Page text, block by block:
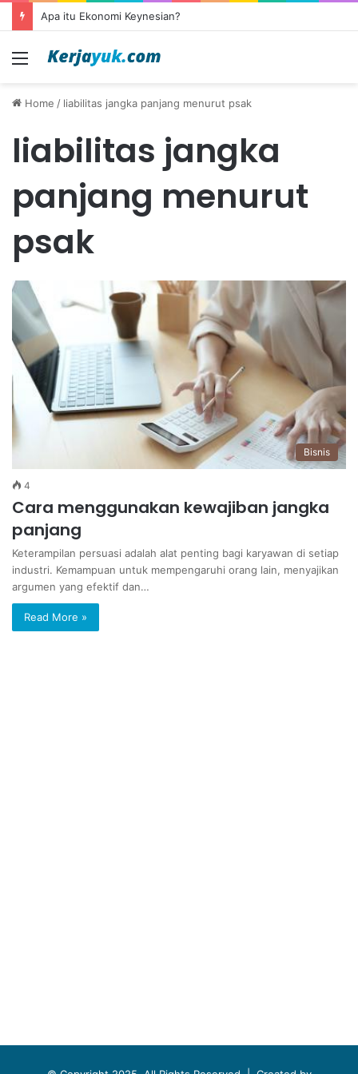
Apa itu Ekonomi Keynesian?
Menu
Home / liabilitas jangka panjang menurut psak
liabilitas jangka
panjang menurut
psak
Bisnis
4
Cara menggunakan kewajiban jangka
panjang
Keterampilan persuasi adalah alat penting bagi karyawan di setiap
industri. Kemampuan untuk mempengaruhi orang lain, menyajikan
argumen yang efektif dan…
Read More »